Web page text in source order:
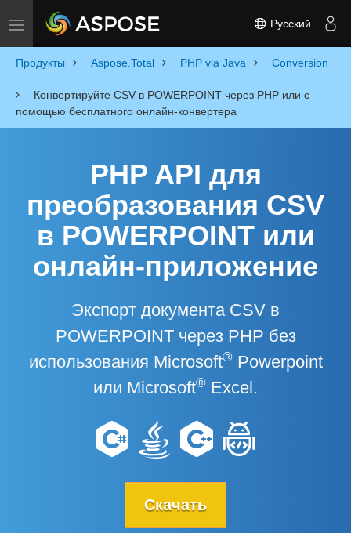
Toggle navigation Русский
Продукты Aspose.Total PHP via Java Conversion
Конвертируйте CSV в POWERPOINT через PHP или с
помощью бесплатного онлайн-конвертера
PHP API для
преобразования CSV
в POWERPOINT или
онлайн-приложение
Экспорт документа CSV в
POWERPOINT через PHP без
использования Microsoft®Powerpoint
или Microsoft® Excel.
Скачать